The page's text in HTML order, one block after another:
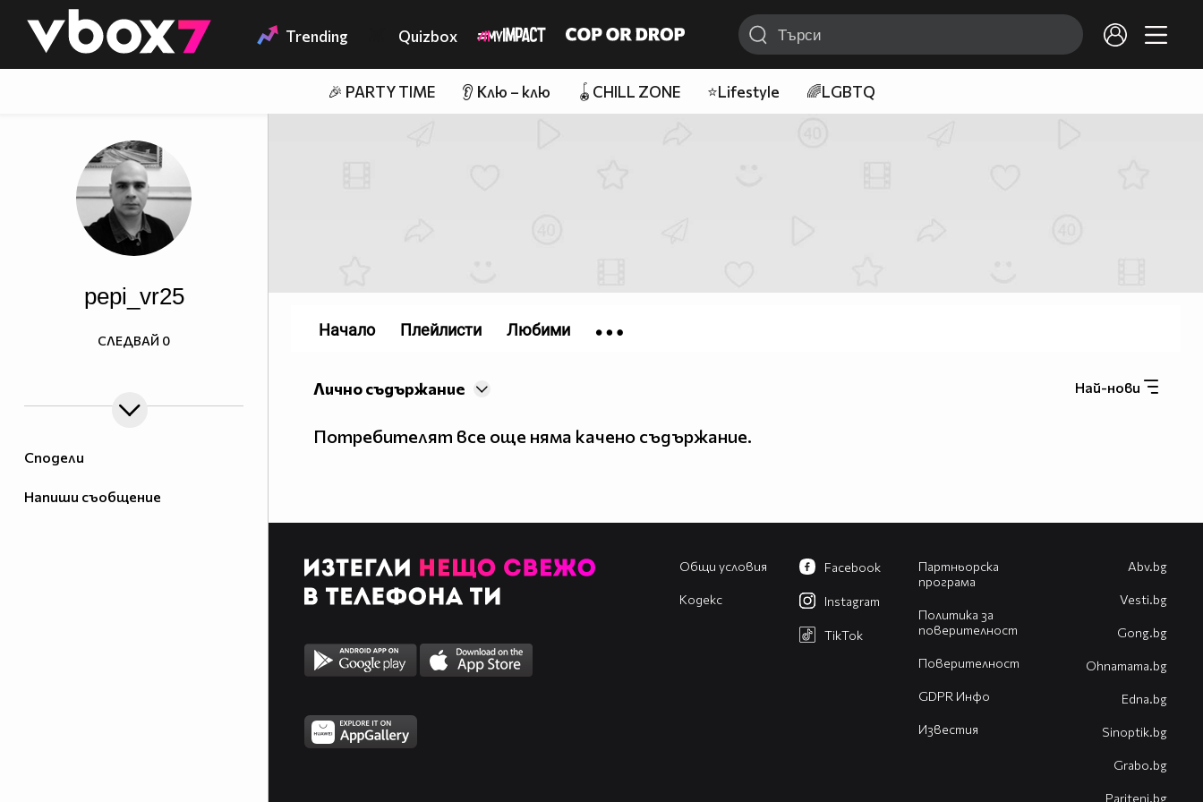
👾 Trending Quizbox
🎉 PARTY TIME 👂 Клю – клю 🪀CHILL ZONE ⭐Lifestyle 🌈LGBTQ
Сподели
Напиши съобщение
pepi_vr25
СЛЕДВАЙ 0
Най-нови
Лично съдържание
Потребителят все още няма качено съдържание.
Начало Плейлисти Любими
Общи условия
Кодекс
Партньорска
програма
Политика за
поверителност
Поверителност
GDPR Инфо
Известия
Facebook
Instagram
TikTok
Abv.bg
Vesti.bg
Gong.bg
Оhnamama.bg
Edna.bg
Sinoptik.bg
Grabo.bg
Pariteni.bg